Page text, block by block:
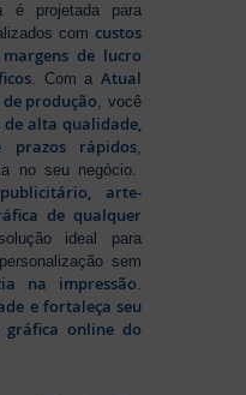
é projetada para
com custos
de lucro
. Com a Atual
produção, você
de alta qualidade,
prazos rápidos,
no seu negócio.
arte-
de qualquer
ideal para
sem
na impressão.
e fortaleça seu
gráfica online do